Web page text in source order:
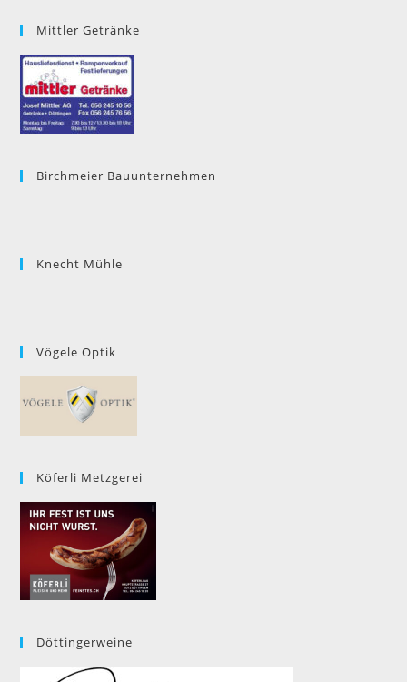
Mittler Getränke
Birchmeier Bauunternehmen
Knecht Mühle
Vögele Optik
Köferli Metzgerei
Döttingerweine